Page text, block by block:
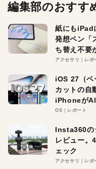
編集部のおすす
紙にもiPad
発想ペン「
ち替え不要
アクセサリ レポ
iOS 27（ベ
カットの自
iPhoneがAI
OS レポート
Insta360の
レビュー。
ェック
アクセサリ レポ